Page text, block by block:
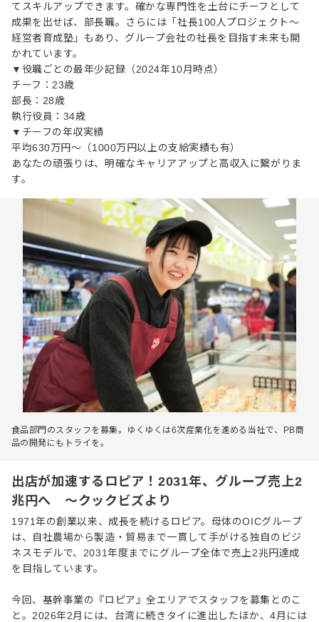
てスキルアップできます。確かな専門性を土台にチーフとして
成果を出せば、部長職。さらには「社長100人プロジェクト～
経営者育成塾」もあり、グループ会社の社長を目指す未来も開
かれています。
▼役職ごとの最年少記録（2024年10月時点）
チーフ：23歳
部長：28歳
執行役員：34歳
▼チーフの年収実績
平均630万円～（1000万円以上の支給実績も有）
あなたの頑張りは、明確なキャリアアップと高収入に繋がりま
す。
食品部門のスタッフを募集。ゆくゆくは6次産業化を進める当社で、PB商
品の開発にもトライを。
出店が加速するロピア！2031年、グループ売上2
兆円へ ～クックビズより
1971年の創業以来、成長を続けるロピア。母体のOICグループ
は、自社農場から製造・貿易まで一貫して手がける独自のビジ
ネスモデルで、2031年度までにグループ全体で売上2兆円達成
を目指しています。
今回、基幹事業の『ロピア』全エリアでスタッフを募集とのこ
と。2026年2月には、台湾に続きタイに進出したほか、4月には